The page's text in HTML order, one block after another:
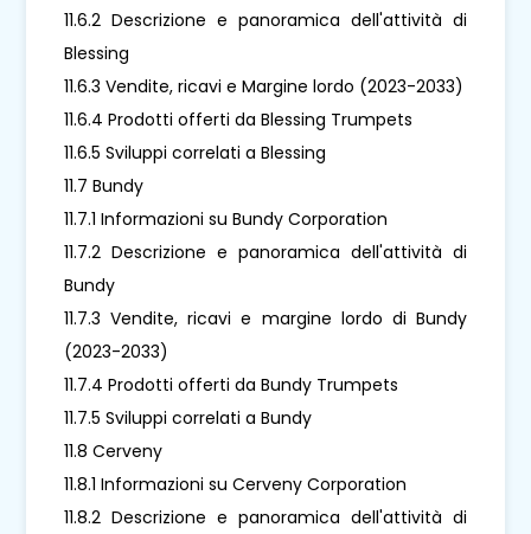
11.6.2 Descrizione e panoramica dell'attività di
Blessing
11.6.3 Vendite, ricavi e Margine lordo (2023-2033)
11.6.4 Prodotti offerti da Blessing Trumpets
11.6.5 Sviluppi correlati a Blessing
11.7 Bundy
11.7.1 Informazioni su Bundy Corporation
11.7.2 Descrizione e panoramica dell'attività di
Bundy
11.7.3 Vendite, ricavi e margine lordo di Bundy
(2023-2033)
11.7.4 Prodotti offerti da Bundy Trumpets
11.7.5 Sviluppi correlati a Bundy
11.8 Cerveny
11.8.1 Informazioni su Cerveny Corporation
11.8.2 Descrizione e panoramica dell'attività di